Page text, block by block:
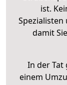
ist.
damit
In der Tat
einem